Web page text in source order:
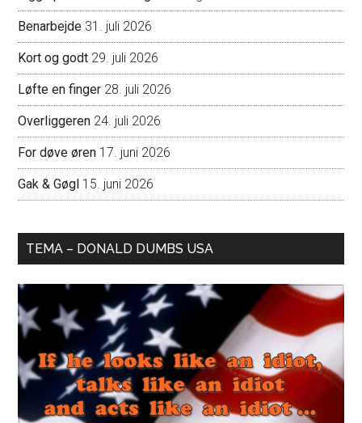
Benarbejde 31. juli 2026
Kort og godt 29. juli 2026
Løfte en finger 28. juli 2026
Overliggeren 24. juli 2026
For døve øren 17. juni 2026
Gak & Gøgl 15. juni 2026
TEMA – DONALD DUMBS USA